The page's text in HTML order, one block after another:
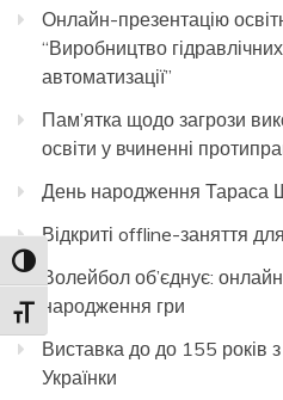
Toggle High Contrast
Toggle Font size
Онлайн-презентацію
“Виробництво
автоматизації”
Пам’ятка щодо загрози
освіти у вчиненні
День народження Тараса
Відкриті offline-заняття для
Волейбол об’єднує:
народження гри
Виставка до до 155 років
Українки